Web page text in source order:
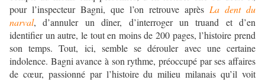
pour l’inspecteur Bagni, que l’on retrouve après La dent du
narval, d’annuler un dîner, d’interroger un truand et d’en
identifier un autre, le tout en moins de 200 pages, l’histoire prend
son temps. Tout, ici, semble se dérouler avec une certaine
indolence. Bagni avance à son rythme, préoccupé par ses affaires
de cœur, passionné par l’histoire du milieu milanais qu’il voit